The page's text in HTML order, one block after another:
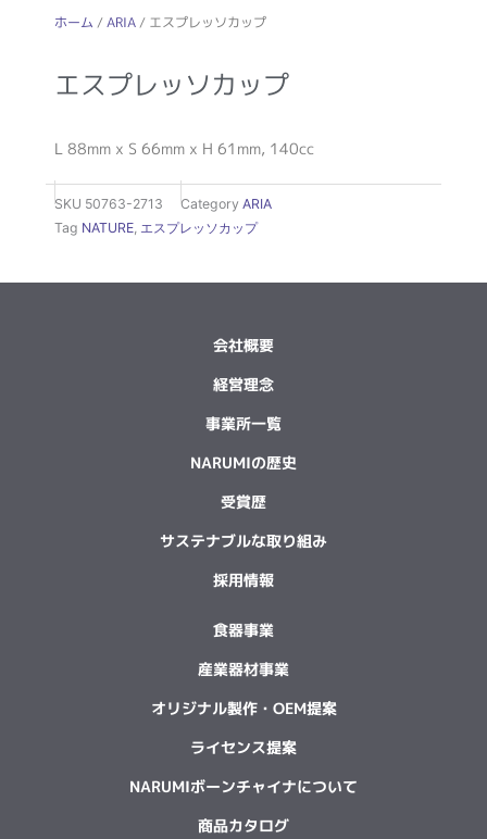
ホーム /ARIA/ エスプレッソカップ
エスプレッソカップ
L 88mm x S 66mm x H 61mm, 140cc
SKU 50763-2713 Category ARIA
Tag NATURE エスプレッソカップ
会社概要
経営理念
事業所一覧
NARUMIの歴史
受賞歴
サステナブルな取り組み
採用情報
食器事業
産業器材事業
オリジナル製作・OEM提案
ライセンス提案
NARUMIボーンチャイナについて
商品カタログ